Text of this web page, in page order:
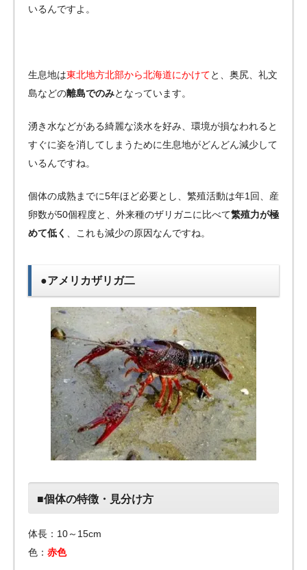
いるんですよ。
生息地は東北地方北部から北海道にかけてと、奥尻、礼文
島などの離島でのみとなっています。
湧き水などがある綺麗な淡水を好み、環境が損なわれると
すぐに姿を消してしまうために生息地がどんどん減少して
いるんですね。
個体の成熟までに5年ほど必要とし、繁殖活動は年1回、産
卵数が50個程度と、外来種のザリガニに比べて繁殖力が極
めて低く 、これも減少の原因なんですね。
●アメリカザリガ二
■個体の特徴・見分け方
体長：10～15cm
色： 赤色